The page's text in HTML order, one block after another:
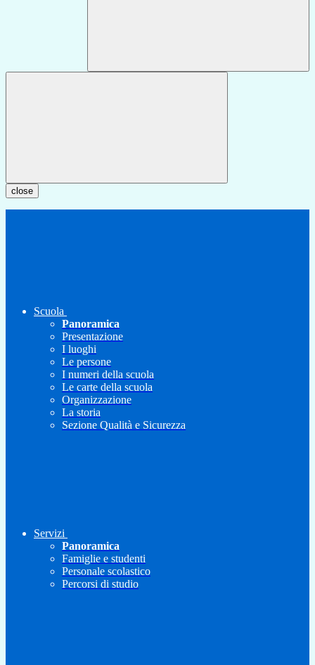
close
Scuola
Panoramica
Presentazione
I luoghi
Le persone
I numeri della scuola
Le carte della scuola
Organizzazione
La storia
Sezione Qualità e Sicurezza
Servizi
Panoramica
Famiglie e studenti
Personale scolastico
Percorsi di studio